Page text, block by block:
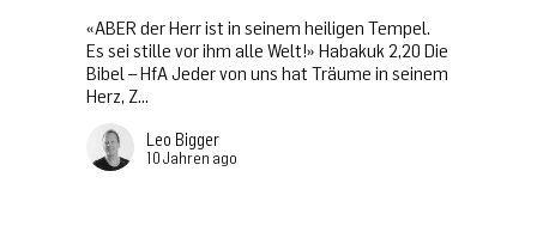
«ABER der Herr ist in seinem heiligen Tempel.
Es sei stille vor ihm alle Welt!» Habakuk 2,20 Die
Bibel – HfA Jeder von uns hat Träume in seinem
Herz, Z...
Leo Bigger
10 Jahren ago